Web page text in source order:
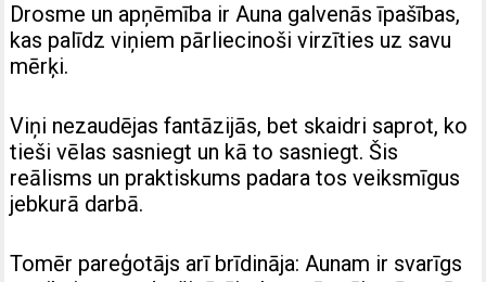
Drosme un apņēmība ir Auna galvenās īpašības,
kas palīdz viņiem pārliecinoši virzīties uz savu
mērķi.
Viņi nezaudējas fantāzijās, bet skaidri saprot, ko
tieši vēlas sasniegt un kā to sasniegt. Šis
reālisms un praktiskums padara tos veiksmīgus
jebkurā darbā.
Tomēr pareģotājs arī brīdināja: Aunam ir svarīgs